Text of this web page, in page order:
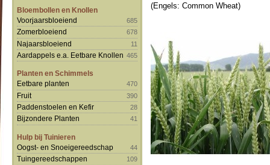
Bloembollen en Knollen
Voorjaarsbloeiend
685
Zomerbloeiend 678
Najaarsbloeiend 11
Aardappels e.a. Eetbare Knollen 465
Planten en Schimmels
Eetbare planten
470
Fruit 390
Paddenstoelen en Kefir 28
Bijzondere Planten 41
Hulp bij Tuinieren
Oogst- en Snoeigereedschap
44
Tuingereedschappen 109
(Engels: Common Wheat)